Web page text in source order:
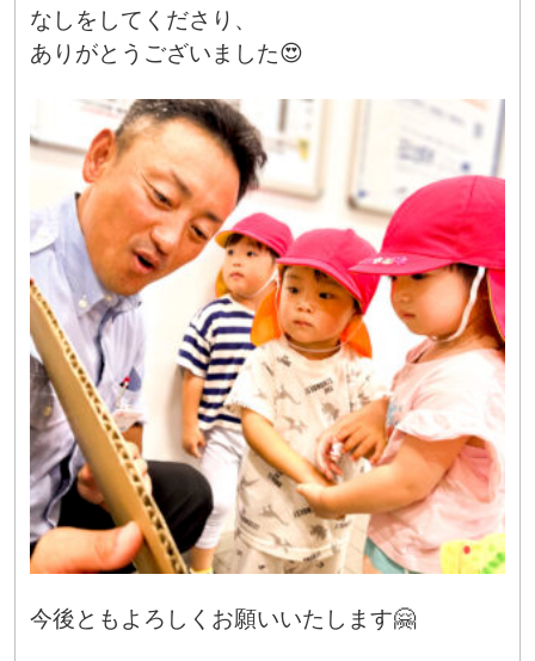
なしをしてくださり、
ありがとうございました😍
今後ともよろしくお願いいたします🤗